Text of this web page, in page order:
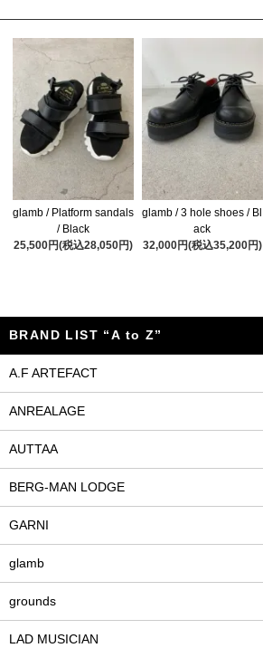
glamb / Platform sandals
/ Black
25,500円(税込28,050円)
glamb / 3 hole shoes / Bl
ack
32,000円(税込35,200円)
BRAND LIST “A to Z”
A.F ARTEFACT
ANREALAGE
AUTTAA
BERG-MAN LODGE
GARNI
glamb
grounds
LAD MUSICIAN